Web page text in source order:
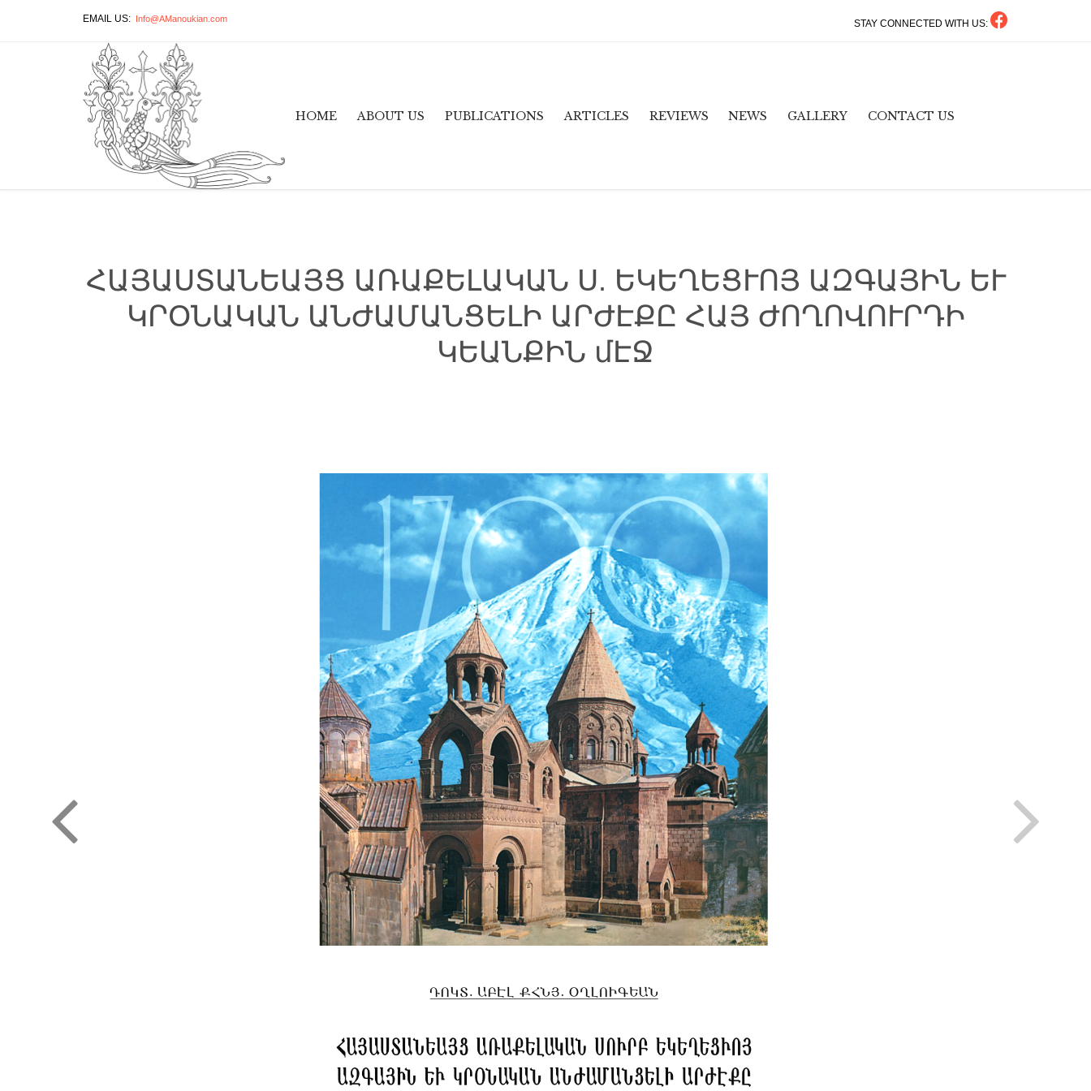
EMAIL US: Info@AManoukian.com STAY CONNECTED WITH US:
HOME ABOUT US PUBLICATIONS ARTICLES REVIEWS NEWS GALLERY CONTACT US
ՀԱՅԱՍՏԱՆԵԱՅՑ ԱՌԱՔԵԼԱԿԱՆ Ս. ԵԿԵՂԵՑՒՈՅ ԱԶԳԱՅԻՆ ԵՒ
ԿՐՕՆԱԿԱՆ ԱՆԺԱՄԱՆՑԵԼԻ ԱՐԺԷՔԸ ՀԱՅ ԺՈՂՈՎՈՒՐԴԻ
ԿԵԱՆՔԻՆ մԷՋ